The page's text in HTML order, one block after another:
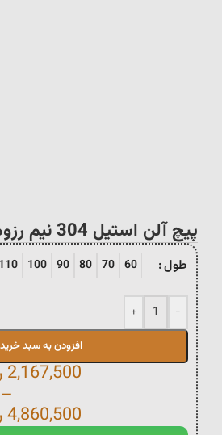
پیچ آلن استیل 304 نیم رزوه سایز 16
طول 60
70
80
90
100
110
-
+
افزودن به سبد خرید
2,167,500
–
4,860,500